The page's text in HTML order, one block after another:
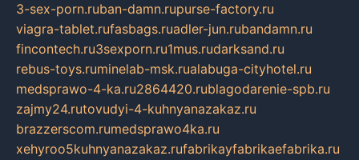
3-sex-porn.ruban-damn.rupurse-factory.ru
viagra-tablet.rufasbags.ruadler-jun.rubandamn.ru
fincontech.ru3sexporn.ru1mus.rudarksand.ru
rebus-toys.ruminelab-msk.rualabuga-cityhotel.ru
medsprawo-4-ka.ru2864420.rublagodarenie-spb.ru
zajmy24.rutovudyi-4-kuhnyanazakaz.ru
brazzerscom.rumedsprawo4ka.ru
xehyroo5kuhnyanazakaz.rufabrikayfabrikaefabrika.ru